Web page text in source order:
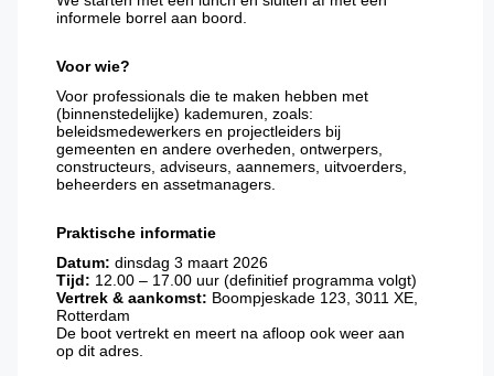
informele borrel aan boord.
Voor wie?
Voor professionals die te maken hebben met
(binnenstedelijke) kademuren, zoals:
beleidsmedewerkers en projectleiders bij
gemeenten en andere overheden, ontwerpers,
constructeurs, adviseurs, aannemers, uitvoerders,
beheerders en assetmanagers.
Praktische informatie
Datum:dinsdag 3 maart 2026
Tijd: 12.00 – 17.00 uur (definitief programma volgt)
Vertrek & aankomst: Boompjeskade 123, 3011 XE,
Rotterdam
De boot vertrekt en meert na afloop ook weer aan
op dit adres.